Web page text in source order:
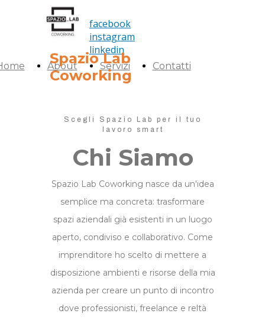
facebook
instagram
linkedin
About Servizi Contatti
Spazio Lab
Coworking
Scegli Spazio Lab per il tuo
lavoro smart
Chi Siamo
Spazio Lab Coworking nasce da un'idea
semplice ma concreta: trasformare
spazi aziendali già esistenti in un luogo
aperto, condiviso e collaborativo. Come
imprenditore ho scelto di mettere a
disposizione ambienti e risorse della mia
azienda per creare un punto di incontro
dove professionisti, freelance e reltà